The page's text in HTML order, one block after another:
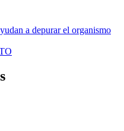
a depurar el organismo